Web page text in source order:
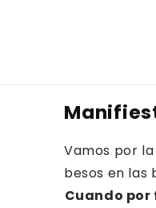
Vamos por
besos en las
Cuando por